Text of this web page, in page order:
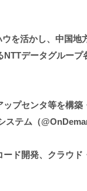
を活かし、中国地
データグルー
プセンタ等を構築
ステム（
ド開発、クラウ